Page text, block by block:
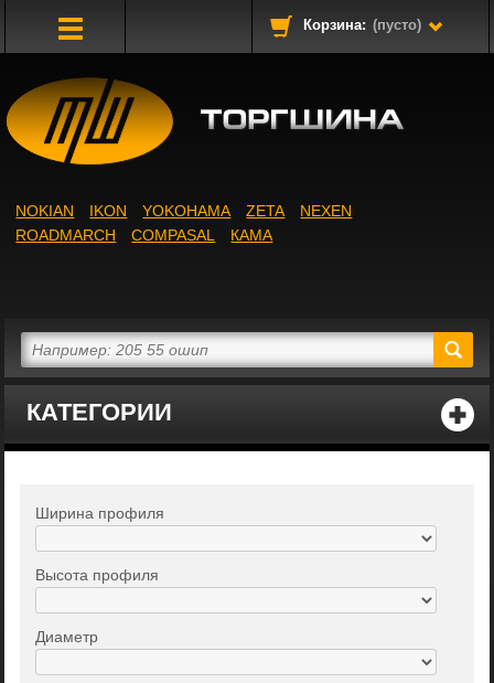
Корзина: (пусто)
КАТЕГОРИИ
NOKIAN IKON YOKOHAMA ZETA
NEXEN
ROADMARCH
COMPASAL КАМА
Ширина профиля
Высота профиля
Диаметр